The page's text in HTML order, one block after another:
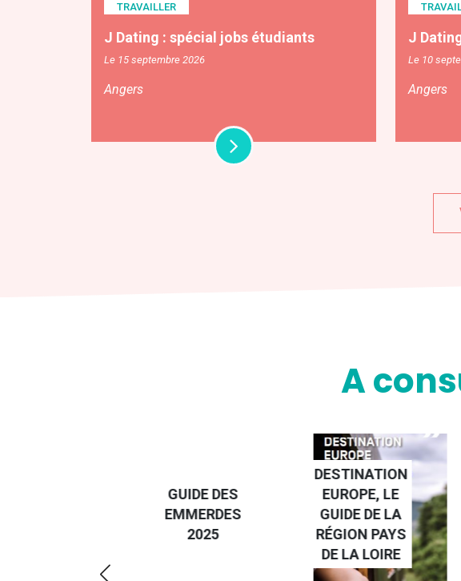
TRAVAILLER
J Dating : spécial jobs étudiants
Le 15 septembre 2026
Angers
J
Le 10
Angers
A
GUIDE DES
EMMERDES
2025
DESTINATION
EUROPE, LE
GUIDE DE LA
RÉGION PAYS
DE LA LOIRE